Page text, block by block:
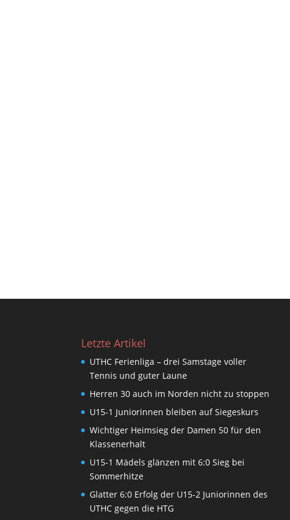
Letzte Artikel
UTHC Ferienliga – drei Samstage voller
Tennis und guter Laune
Herren 30 auch im Norden nicht zu stoppen
U15-1 Juniorinnen bleiben auf Siegeskurs
Wichtiger Heimsieg der Damen 50 für den
Klassenerhalt
U15-1 Mädels glänzen mit 6:0 Sieg bei
Sommerhitze
Glatter 6:0 Erfolg der U15-2 Juniorinnen des
UTHC gegen die HTG